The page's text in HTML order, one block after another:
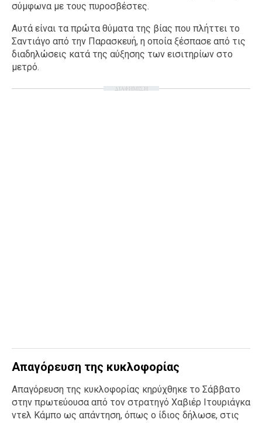
σύμφωνα με τους πυροσβέστες.
Αυτά είναι τα πρώτα θύματα της βίας που πλήττει το
Σαντιάγο από την Παρασκευή, η οποία ξέσπασε από τις
διαδηλώσεις κατά της αύξησης των εισιτηρίων στο
μετρό.
ΔΙΑΦΗΜΙΣΗ
Απαγόρευση της κυκλοφορίας
Απαγόρευση της κυκλοφορίας κηρύχθηκε το Σάββατο
στην πρωτεύουσα από τον στρατηγό Χαβιέρ Ιτουριάγκα
ντελ Κάμπο ως απάντηση, όπως ο ίδιος δήλωσε, στις